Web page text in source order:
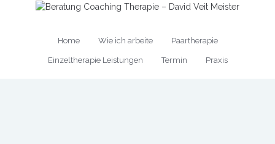
Home Wie ich arbeite Paartherapie
Einzeltherapie Leistungen Termin Praxis